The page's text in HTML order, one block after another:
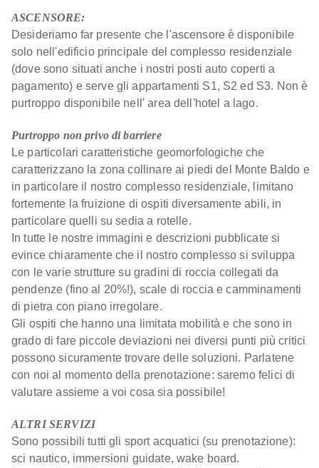
ASCENSORE:
Desideriamo far presente che l'ascensore è disponibile
solo nell'edificio principale del complesso residenziale
(dove sono situati anche i nostri posti auto coperti a
pagamento) e serve gli appartamenti S1, S2 ed S3. Non è
purtroppo disponibile nell' area dell'hotel a lago.
Purtroppo non privo di barriere
Le particolari caratteristiche geomorfologiche che
caratterizzano la zona collinare ai piedi del Monte Baldo e
in particolare il nostro complesso residenziale, limitano
fortemente la fruizione di ospiti diversamente abili, in
particolare quelli su sedia a rotelle.
In tutte le nostre immagini e descrizioni pubblicate si
evince chiaramente che il nostro complesso si sviluppa
con le varie strutture su gradini di roccia collegati da
pendenze (fino al 20%!), scale di roccia e camminamenti
di pietra con piano irregolare.
Gli ospiti che hanno una limitata mobilità e che sono in
grado di fare piccole deviazioni nei diversi punti più critici
possono sicuramente trovare delle soluzioni. Parlatene
con noi al momento della prenotazione: saremo felici di
valutare assieme a voi cosa sia possibile!
ALTRI SERVIZI
Sono possibili tutti gli sport acquatici (su prenotazione):
sci nautico, immersioni guidate, wake board.